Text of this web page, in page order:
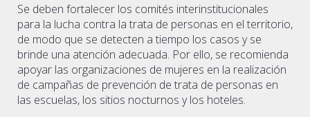
Se deben fortalecer los comités interinstitucionales
para la lucha contra la trata de personas en el territorio,
de modo que se detecten a tiempo los casos y se
brinde una atención adecuada. Por ello, se recomienda
apoyar las organizaciones de mujeres en la realización
de campañas de prevención de trata de personas en
las escuelas, los sitios nocturnos y los hoteles.